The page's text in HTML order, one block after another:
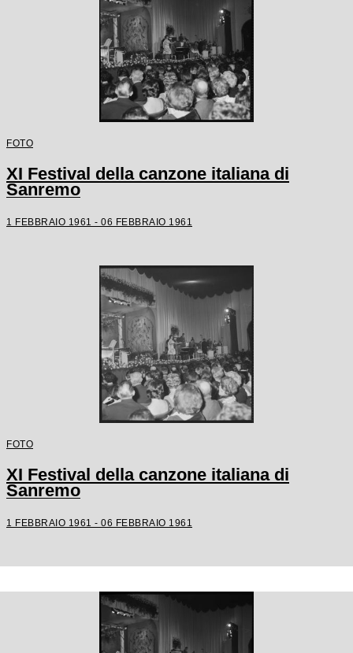
FOTO
XI Festival della canzone italiana di
Sanremo
1 FEBBRAIO 1961 - 06 FEBBRAIO 1961
FOTO
XI Festival della canzone italiana di
Sanremo
1 FEBBRAIO 1961 - 06 FEBBRAIO 1961